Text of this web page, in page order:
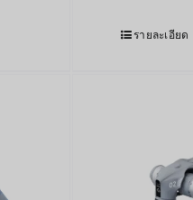
รายละเอียด